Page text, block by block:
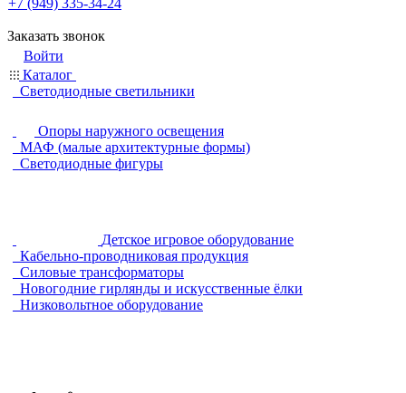
+7 (949) 335-34-24
Заказать звонок
Войти
Каталог
Светодиодные светильники
Опоры наружного освещения
МАФ (малые архитектурные формы)
Светодиодные фигуры
Детское игровое оборудование
Кабельно-проводниковая продукция
Силовые трансформаторы
Новогодние гирлянды и искусственные ёлки
Низковольтное оборудование